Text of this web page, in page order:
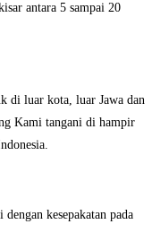
antara 5 sampai 20
di luar kota, luar Jawa dan
Kami tangani di hampir
kesepakatan pada